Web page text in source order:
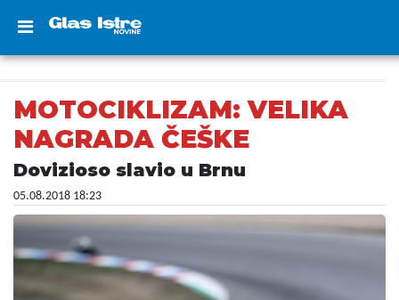
MOTOCIKLIZAM: VELIKA
NAGRADA ČEŠKE
Dovizioso slavio u Brnu
05.08.2018 18:23